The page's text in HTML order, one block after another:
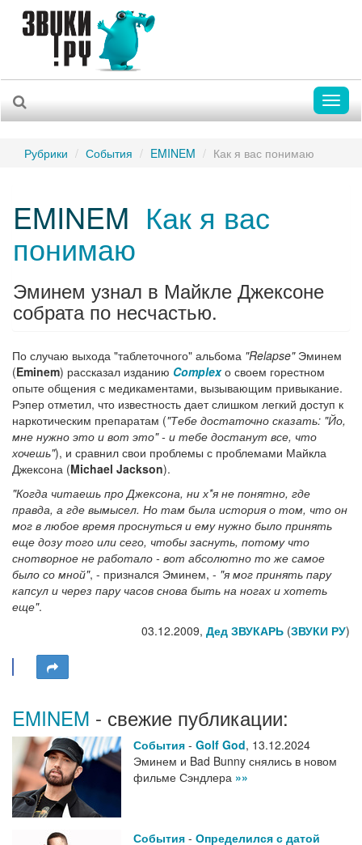
Рубрики События EMINEM Как я вас понимаю
EMINEM Как я вас
понимаю
Эминем узнал в Майкле Джексоне
собрата по несчастью.
По случаю выхода "таблеточного" альбома "Relapse"Эминем
(Eminem) рассказал изданию Complex о своем горестном
опыте общения с медикаментами, вызывающим привыкание.
Рэпер отметил, что известность дает слишком легкий доступ к
наркотическим препаратам ("Тебе достаточно сказать: "Йо,
мне нужно это и вот это" - и тебе достанут все, что
хочешь"), и сравнил свои проблемы с проблемами Майкла
Джексона (Michael Jackson).
"Когда читаешь про Джексона, ни х*я не понятно, где
правда, а где вымысел. Но там была история о том, что он
мог в любое время проснуться и ему нужно было принять
еще дозу того или сего, чтобы заснуть, потому что
снотворное не работало - вот абсолютно то же самое
было со мной", - признался Эминем, - "я мог принять пару
капсул и через пару часов снова быть на ногах и хотеть
еще".
03.12.2009, Дед ЗВУКАРЬ (ЗВУКИ РУ)
EMINEM - свежие публикации:
События - Golf God, 13.12.2024
Эминем и Bad Bunny снялись в новом
фильме Сэндлера »»
События - Определился с датой